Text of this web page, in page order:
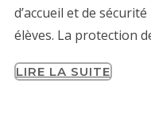
d’accueil et de
élèves. La protection
LIRE LA SUITE